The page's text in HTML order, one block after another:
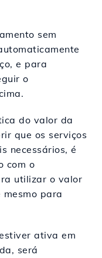
sem
e para
o
do valor da
que os serviços
necessários, é
com o
utilizar o valor
para
ativa em
será